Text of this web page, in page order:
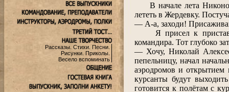
Рассказы. Стихи. Песни.
Рисунки. Приколы.
Весело вспоминать
В начале лета Никонов
лететь в Жердевку.
― А-а, заходи!
Я присел к
командира. Тот глубоко
― Хочу, Николай
пепельницу, начал
аэродромов и открытием
курсанты будут
готовится к полётам с